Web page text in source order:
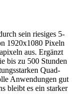
sein riesiges 5-
1920x1080 Pixeln
aus. Ergänzt
bis zu 500 Stunden
Quad-
Anwendungen gut
bleibt es ein starker